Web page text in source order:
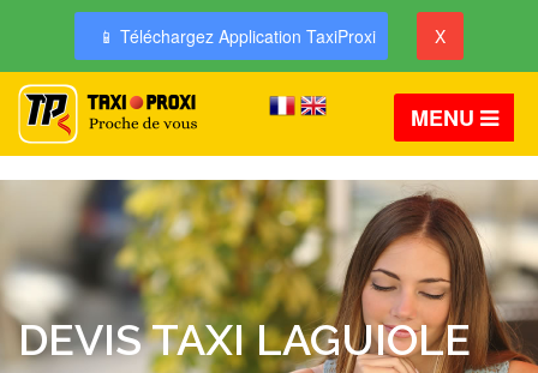
📱 Téléchargez Application TaxiProxi X
MENU
DEVIS TAXI LAGUIOLE